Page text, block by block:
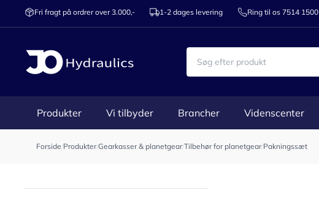
Fri fragt på ordrer over 3.000,- 1-2 dages levering Ring til os 7514 1500
Produkter Vi tilbyder Brancher Videnscenter
Forside/Produkter/Gearkasser & planetgear/Tilbehør for planetgear/Pakningssæt